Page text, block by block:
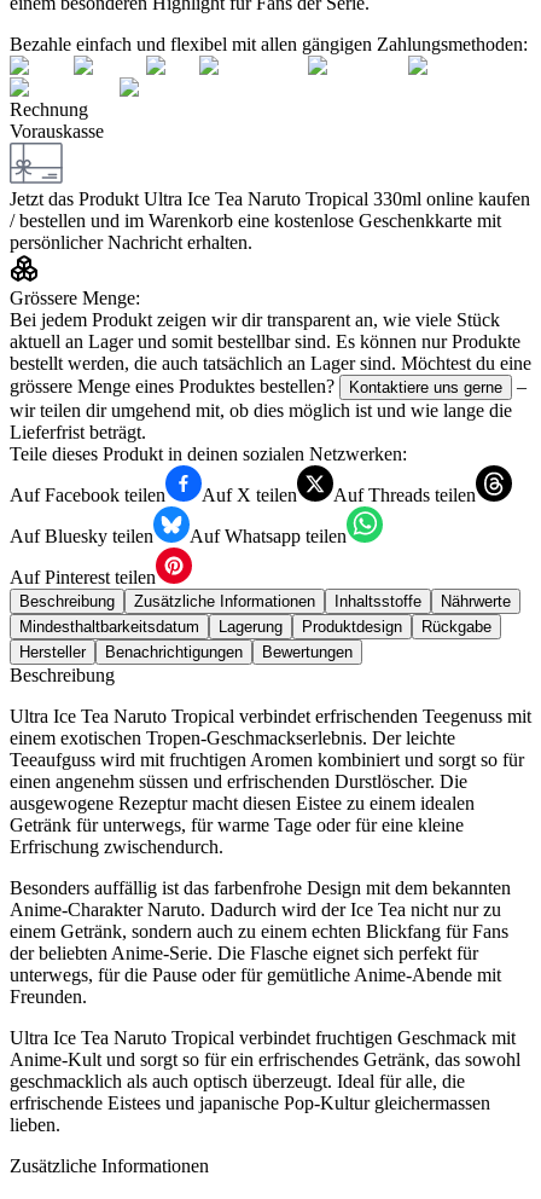
Bezahle einfach und flexibel mit allen gängigen Zahlungsmethoden:
Rechnung
Vorauskasse
Jetzt das Produkt Ultra Ice Tea Naruto Tropical 330ml online kaufen
/ bestellen und im Warenkorb eine kostenlose Geschenkkarte mit
persönlicher Nachricht erhalten.
Grössere Menge:
Bei jedem Produkt zeigen wir dir transparent an, wie viele Stück
aktuell an Lager und somit bestellbar sind. Es können nur Produkte
bestellt werden, die auch tatsächlich an Lager sind. Möchtest du eine
grössere Menge eines Produktes bestellen?
Kontaktiere uns gerne
–
wir teilen dir umgehend mit, ob dies möglich ist und wie lange die
Lieferfrist beträgt.
Teile dieses Produkt in deinen sozialen Netzwerken:
Auf Facebook teilen
Auf X teilen
Auf Threads teilen
Auf Bluesky teilen
Auf Whatsapp teilen
Auf Pinterest teilen
Beschreibung Zusätzliche Informationen Inhaltsstoffe
Nährwerte
Mindesthaltbarkeitsdatum
Lagerung Produktdesign
Rückgabe
Hersteller
Benachrichtigungen Bewertungen
Beschreibung
Ultra Ice Tea Naruto Tropical verbindet erfrischenden Teegenuss mit
einem exotischen Tropen-Geschmackserlebnis. Der leichte
Teeaufguss wird mit fruchtigen Aromen kombiniert und sorgt so für
einen angenehm süssen und erfrischenden Durstlöscher. Die
ausgewogene Rezeptur macht diesen Eistee zu einem idealen
Getränk für unterwegs, für warme Tage oder für eine kleine
Erfrischung zwischendurch.
Besonders auffällig ist das farbenfrohe Design mit dem bekannten
Anime-Charakter Naruto. Dadurch wird der Ice Tea nicht nur zu
einem Getränk, sondern auch zu einem echten Blickfang für Fans
der beliebten Anime-Serie. Die Flasche eignet sich perfekt für
unterwegs, für die Pause oder für gemütliche Anime-Abende mit
Freunden.
Ultra Ice Tea Naruto Tropical verbindet fruchtigen Geschmack mit
Anime-Kult und sorgt so für ein erfrischendes Getränk, das sowohl
geschmacklich als auch optisch überzeugt. Ideal für alle, die
erfrischende Eistees und japanische Pop-Kultur gleichermassen
lieben.
Zusätzliche Informationen